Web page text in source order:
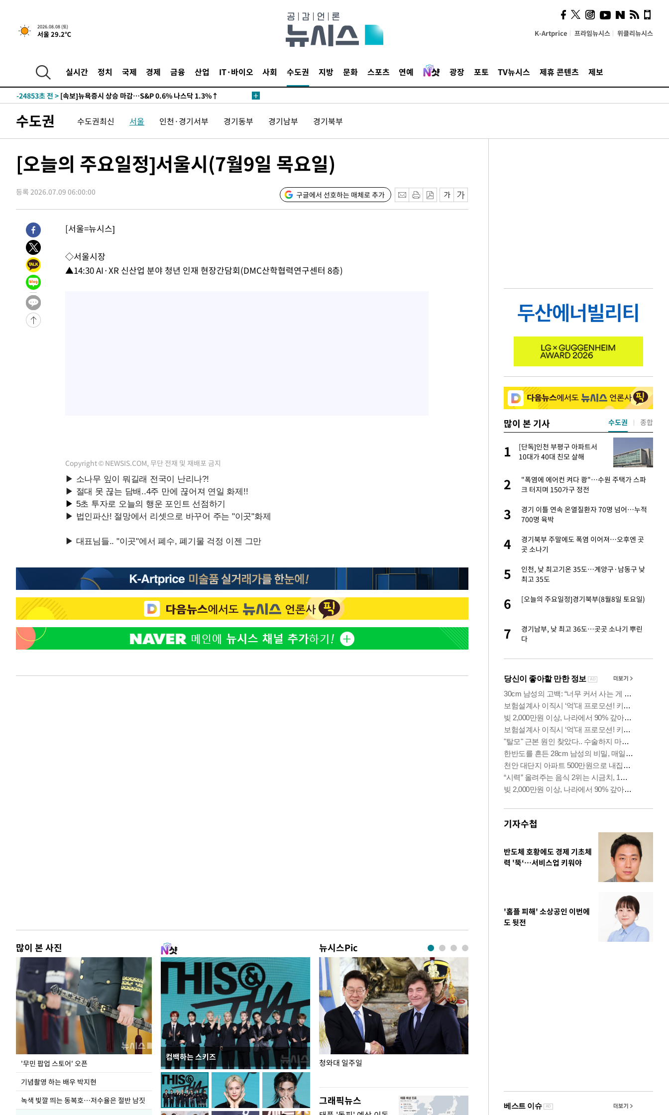
2026.08.08 (토)
서울 29.2℃ K-Artprice 프라임뉴시스 위클리뉴시스
실시간 정치 국제 경제 금융 산업 IT·바이오 사회 수도권 지방 문화 스포츠 연예 광장 포토 TV뉴시스 제휴 콘텐츠 제보
-24853초 전 >
[속보]뉴욕증시 상승 마감…S&P 0.6% 나스닥 1.3%↑
-31727초 전 >
-24853초 전 > [속보]뉴욕증시 상승 마감…S&P 0.6% 나스닥 1.3%↑
-24853초 전 >
[속보]뉴욕증시 상승 마감…S&P 0.6% 나스닥 1.3%↑
수도권 수도권최신 서울 인천·경기서부 경기동부 경기남부 경기북부
[오늘의 주요일정]서울시(7월9일 목요일)
등록 2026.07.09 06:00:00 구글에서 선호하는 매체로 추가
[서울=뉴시스]
◇서울시장
▲14:30 AI·XR 신산업 분야 청년 인재 현장간담회(DMC산학협력연구센터 8층)
Copyright © NEWSIS.COM, 무단 전재 및 재배포 금지
많이 본 사진
'무민 팝업 스토어' 오픈
기념촬영 하는 배우 박지현
녹색 빛깔 띄는 동복호…저수율은 절반 남짓
컴백하는 스키즈
뉴시스Pic
홈플러스, 67개 점포 가오픈… 13일 정식 개장 청와대 일주일
그래픽뉴스
많이 본 기사
5
이 대통령, 6시간 부동산 회의서 공급 논
의…"기존 사고 방식에 매달리지 말고 과감
히 실천"(종합)
6
[올댓차이나] 홍콩 증시, 혼조 개장 후 자원주
7
이 대통령, 'ISA·주가누르기 방지법' 개편안
1
[단독]인천 부평구 아파트서
10대가 40대 친모 살해
2
"폭염에 에어컨 켜다 쾅"…수원 주택가 스파
크 터지며 150가구 정전
3
경기 이틀 연속 온열질환자 70명 넘어…누적
700명 육박
4
경기북부 주말에도 폭염 이어져…오후엔 곳
곳 소나기
5
인천, 낮 최고기온 35도…계양구·남동구 낮
최고 35도
6 [오늘의 주요일정]경기북부(8월8일 토요일)
7
경기남부, 낮 최고 36도…곳곳 소나기 뿌린
다
수도권 종합
기자수첩
반도체 호황에도 경제 기초체
력 '뚝‘…서비스업 키워야
'홈플 피해' 소상공인 이번에
도 뒷전